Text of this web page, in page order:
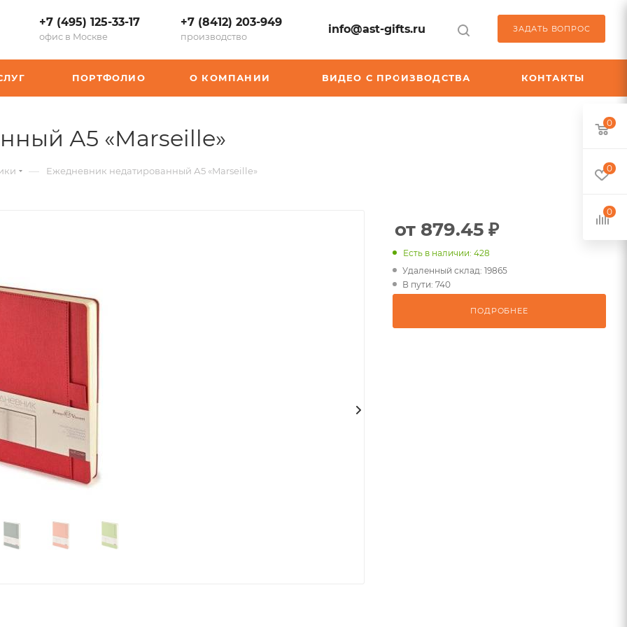
+7 (495) 125-33-17
офис в Москве
+7 (8412) 203-949
производство
info@ast-gifts.ru ЗАДАТЬ ВОПРОС
ПОРТФОЛИО О КОМПАНИИ ВИДЕО С ПРОИЗВОДСТВА КОНТАКТЫ
А5 «Marseille»
арт.:
— Ежедневник недатированный А5 «Marseille»
от 879.45 ₽
Есть в наличии: 428
Удаленный склад: 19865
В пути: 740
ПОДРОБНЕЕ
0
0
0